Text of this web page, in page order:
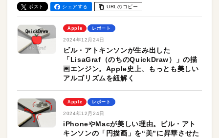
ポスト シェアする URLのコピー
Apple レポート
2024年12月24日
ビル・アトキンソンが生み出した
「LisaGraf（のちのQuickDraw）」の描
画エンジン。Apple史上、もっとも美しい
アルゴリズムを紐解く
Apple レポート
2024年12月24日
iPhoneやMacが美しい理由。ビル・アト
キンソンの「円描画」を“美”に昇華させた